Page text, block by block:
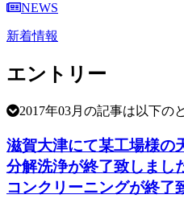
NEWS
新着情報
エントリー
2017年03月の記事は以下の
滋賀大津にて某工場様の
分解洗浄が終了致しまし
コンクリーニングが終了